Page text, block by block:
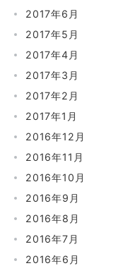
2017年6月
2017年5月
2017年4月
2017年3月
2017年2月
2017年1月
2016年12月
2016年11月
2016年10月
2016年9月
2016年8月
2016年7月
2016年6月